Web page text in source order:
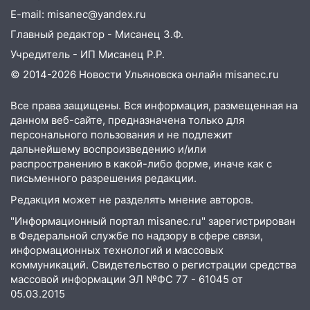
подробности серьезной аварии на
Фруктовой
13:30 В Димитровграде на улице
Трудовой горело здание
припаркованный автомобиль
12:37 Переезжал «зебру» на
велосипеде и попал под колеса
12:18 Вспыхнул изнутри: в
Железнодорожном районе горела дача
11:33
В Засвияжье под колёса авто
попал мужчина
11:17 В Радищевском районе сгорели
хозяйственные постройки
11:00 В Канадее горел жилой дом
E-mail: misanec@yandex.ru
Главный редактор - Мисанец З.Ф.
Учредитель - ИП Мисанец Р.Р.
© 2014-2026 Новости Ульяновска онлайн misanec.ru
Все права защищены. Вся информация, размещенная на
данном веб-сайте, предназначена только для
персонального пользования и не подлежит
дальнейшему воспроизведению и/или
распространению в какой-либо форме, иначе как с
письменного разрешения редакции.
Редакция может не разделять мнение авторов.
"Информационный портал misanec.ru" зарегистрирован
в Федеральной службе по надзору в сфере связи,
информационных технологий и массовых
коммуникаций. Свидетельство о регистрации средства
массовой информации ЭЛ №ФС 77 - 61045 от
05.03.2015